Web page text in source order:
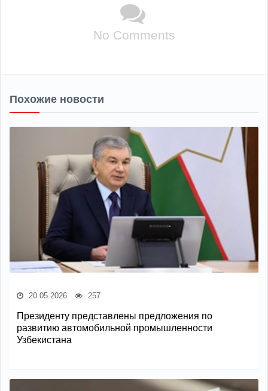
No Comments
Похожие новости
20.05.2026 257
Президенту представлены предложения по
развитию автомобильной промышленности
Узбекистана